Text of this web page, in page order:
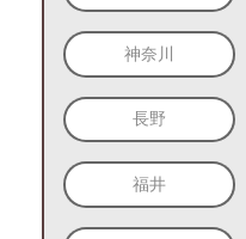
神奈川
長野
福井